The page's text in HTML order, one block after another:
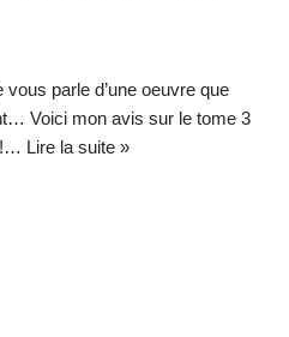
parle d’une oeuvre que
Voici mon avis sur le tome 3
!… Lire la suite »